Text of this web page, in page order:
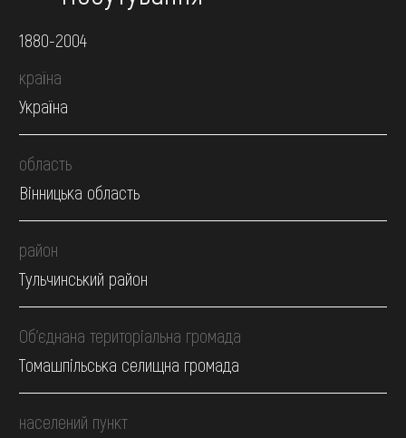
1880-2004
країна
Україна
область
Вінницька область
район
Тульчинський район
Об’єднана територіальна громада
Томашпільська селищна громада
населений пункт